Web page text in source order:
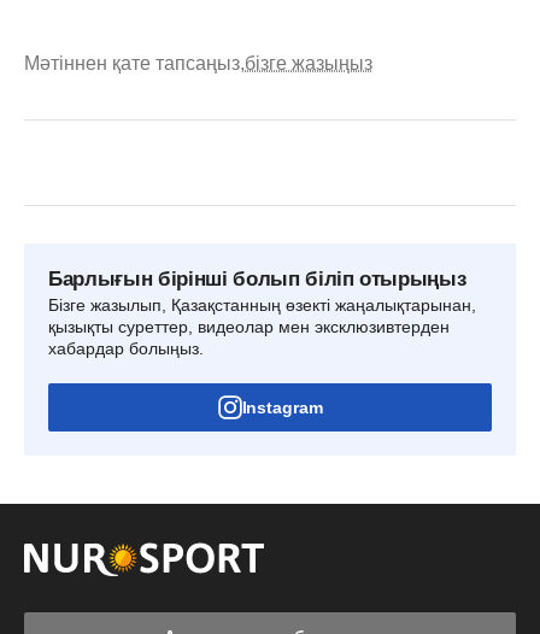
Мәтіннен қате тапсаңыз,бізге жазыңыз
Барлығын бірінші болып біліп отырыңыз
Бізге жазылып, Қазақстанның өзекті жаңалықтарынан,
қызықты суреттер, видеолар мен эксклюзивтерден
хабардар болыңыз.
Instagram